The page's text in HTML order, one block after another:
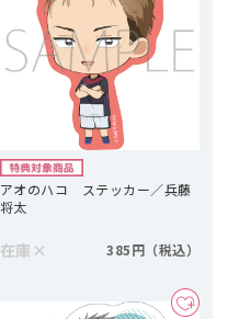
アオのハコ ステッカー／兵藤
将太
在庫 × 385円